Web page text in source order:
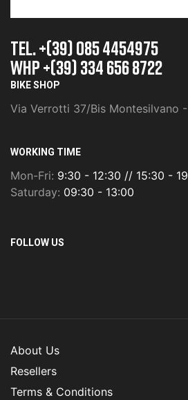
TEL. +(39) 085 4454975
whp +(39) 334 656 8722
BIKE SHOP
Via Verrotti 37/Bis Montesilvano
WORKING TIME
Mon-Fri: 9:30 - 12:30 // 15:30 -
Saturday: 09:30 - 13:00
FOLLOW US
About Us
Resellers
Terms & Conditions